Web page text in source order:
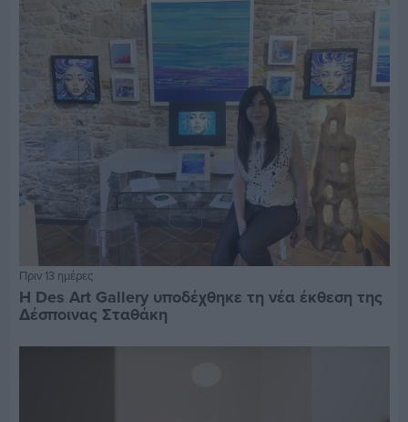
Πριν 13 ημέρες
Η Des Art Gallery υποδέχθηκε τη νέα έκθεση της
Δέσποινας Σταθάκη